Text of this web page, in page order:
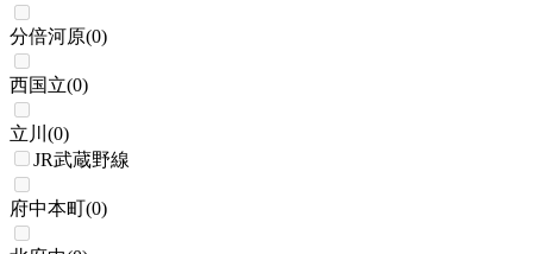
分倍河原(0)
西国立(0)
立川 (0)
JR武蔵野線
府中本町(0)